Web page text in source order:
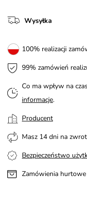
Wysyłka
100% realizacji
99% zamówień
Co ma wpływ na
informacje.
Producent
Masz 14 dni na
Bezpieczeństwo
Zamówienia